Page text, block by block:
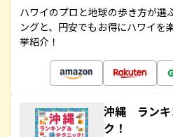
ハワイのプロと地球の歩き方が選
ングと、円安でもお得にハワイを
挙紹介！
沖縄 ランキ
ク！